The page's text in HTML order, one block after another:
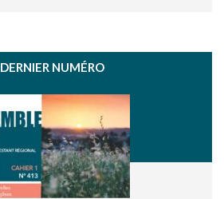
DERNIER NUMÉRO